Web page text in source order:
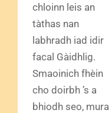
chloinn leis an
tàthas nan
labhradh iad idir
facal Gàidhlig.
Smaoinich fhèin
cho doirbh ’s a
bhiodh seo, mura